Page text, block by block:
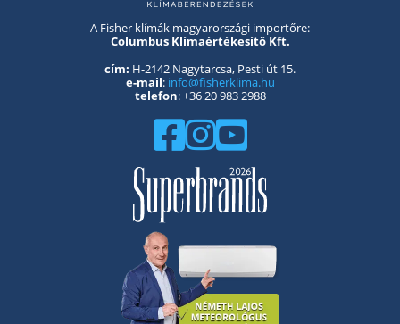
A Fisher klímák magyarországi importőre:
Columbus Klímaértékesítő Kft.
cím: H-2142 Nagytarcsa, Pesti út 15.
e-mail: info@fisherklima.hu
telefon: +36 20 983 2988